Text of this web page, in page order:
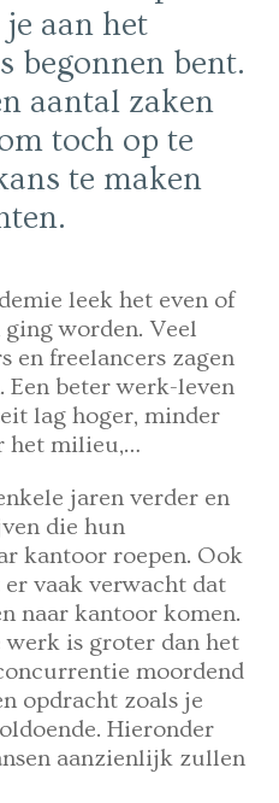
aan het
begonnen bent.
aantal zaken
toch op te
te maken
leek het even of
worden. Veel
en freelancers zagen
Een beter werk-leven
lag hoger, minder
het milieu,…
jaren verder en
die hun
kantoor roepen. Ook
vaak verwacht dat
naar kantoor komen.
werk is groter dan het
moordend
opdracht zoals je
Hieronder
aanzienlijk zullen